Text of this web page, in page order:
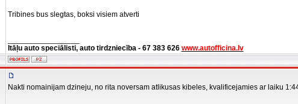
Tribines bus slegtas, boksi visiem atverti
Itāļu auto speciālisti, auto tirdzniecība - 67 383 626 www.autofficina.lv
Nakti nomainijam dzineju, no rita noversam atlikusas kibeles, kvalificejamies ar laiku